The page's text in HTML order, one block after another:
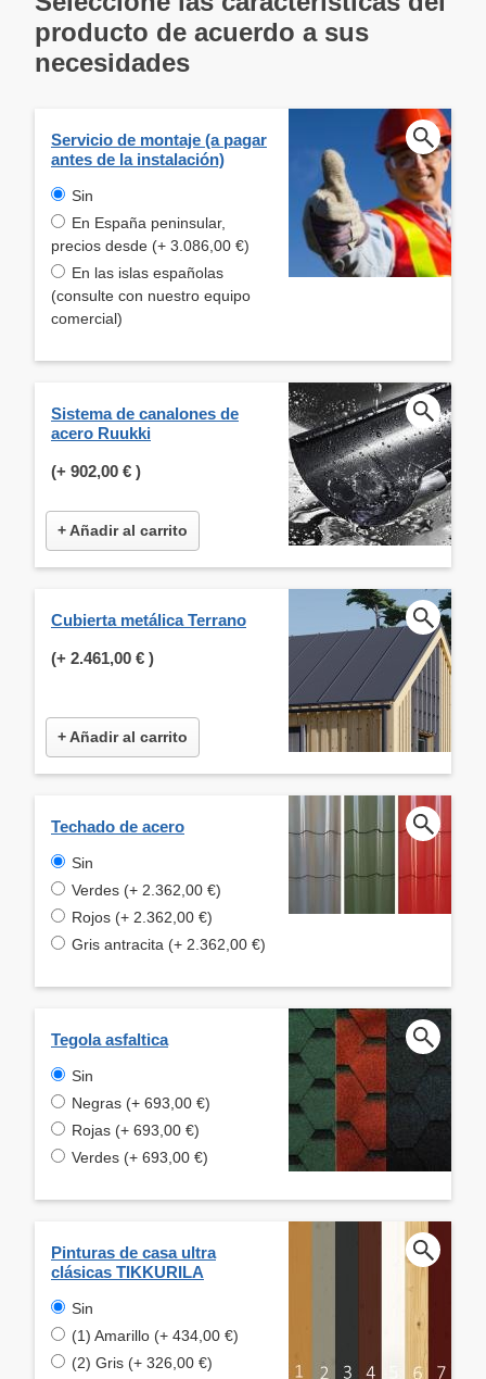
producto de acuerdo a sus
necesidades
Servicio de montaje (a pagar
antes de la instalación)
Sin
En España peninsular,
precios desde (+ 3.086,00 €)
En las islas españolas
(consulte con nuestro equipo
comercial)
Sistema de canalones de
acero Ruukki
(+ 902,00 € )
+ Añadir al carrito
Cubierta metálica Terrano
(+ 2.461,00 € )
+ Añadir al carrito
Techado de acero
Sin
Verdes (+ 2.362,00 €)
Rojos (+ 2.362,00 €)
Gris antracita (+ 2.362,00 €)
Tegola asfaltica
Sin
Negras (+ 693,00 €)
Rojas (+ 693,00 €)
Verdes (+ 693,00 €)
Pinturas de casa ultra
clásicas TIKKURILA
Sin
(1) Amarillo (+ 434,00 €)
(2) Gris (+ 326,00 €)